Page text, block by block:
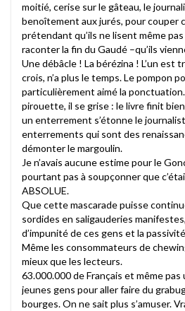
moitié, cerise sur le gâteau, le
benoîtement aux jurés, pour couper
prétendant qu’ils ne lisent même
raconter la fin du Gaudé –qu’ils
Une débâcle ! La bérézina ! L’un est
crois, n’a plus le temps. Le pompon
particulièrement aimé la
pirouette, il se grise : le livre finit
un enterrement s’étonne le
enterrements qui sont des
démonter le margoulin.
Je n’avais aucune estime pour le
pourtant pas à soupçonner que
ABSOLUE.
Que cette mascarade puisse
sordides en saligauderies
d’impunité de ces gens et la
Même les consommateurs de
mieux que les lecteurs.
63.000.000 de Français et même
jeunes gens pour aller faire du
bourges. On ne sait plus s’amuser.